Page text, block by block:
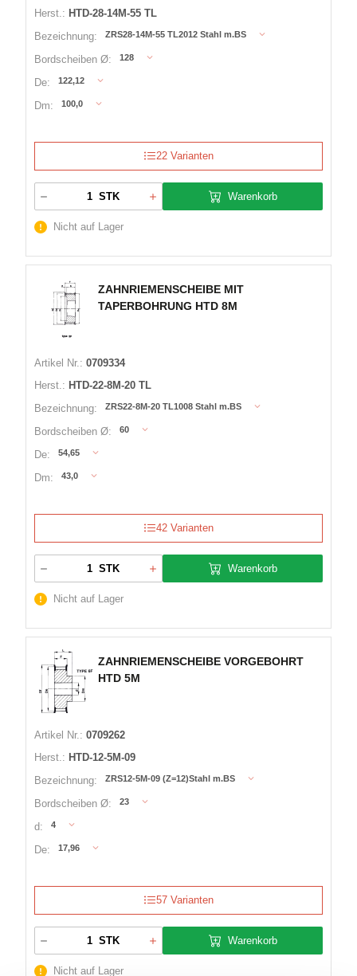
Herst.: HTD-28-14M-55 TL
Bezeichnung:
ZRS28-14M-55 TL2012 Stahl m.BS
Bordscheiben Ø: 128
De: 122,12
Dm: 100,0
22 Varianten
STK Warenkorb
Nicht auf Lager
ZAHNRIEMENSCHEIBE MIT
TAPERBOHRUNG HTD 8M
Artikel Nr.: 0709334
Herst.: HTD-22-8M-20 TL
Bezeichnung:
ZRS22-8M-20 TL1008 Stahl m.BS
Bordscheiben Ø: 60
De: 54,65
Dm: 43,0
42 Varianten
STK Warenkorb
Nicht auf Lager
ZAHNRIEMENSCHEIBE VORGEBOHRT
HTD 5M
Artikel Nr.: 0709262
Herst.: HTD-12-5M-09
Bezeichnung:
ZRS12-5M-09 (Z=12)Stahl m.BS
Bordscheiben Ø: 23
d: 4
De: 17,96
57 Varianten
STK Warenkorb
Nicht auf Lager